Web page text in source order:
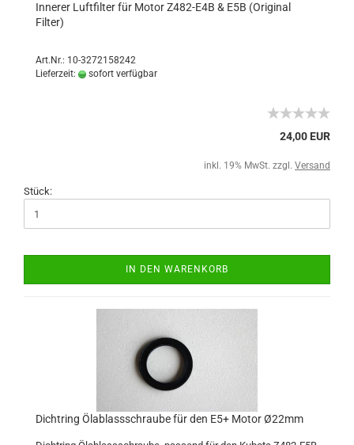
Innerer Luftfilter für Motor Z482-E4B & E5B (Original
Filter)
Art.Nr.: 10-3272158242
Lieferzeit:
sofort verfügbar
24,00 EUR
inkl. 19% MwSt. zzgl. Versand
Stück:
IN DEN WARENKORB
Dichtring Ölablassschraube für den E5+ Motor Ø22mm